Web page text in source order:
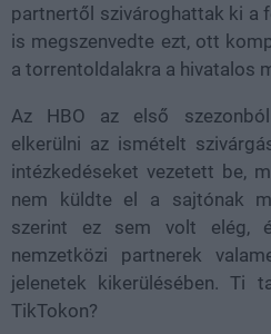
partnertől szivároghattak ki a
is megszenvedte ezt, ott
a torrentoldalakra a hivatalos
Az HBO az első
elkerülni az ismételt
intézkedéseket vezetett be,
nem küldte el a sajtónak
szerint ez sem volt elég,
nemzetközi partnerek
jelenetek kikerülésében. Ti
TikTokon?